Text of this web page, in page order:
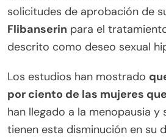
solicitudes de aprobación de
Flibanserin para el
descrito como deseo sexual
Los estudios han mostrado
por ciento de las mujeres que
han llegado a la menopausia y
tienen esta disminución en su